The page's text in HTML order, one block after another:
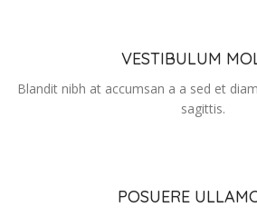
VESTIBULUM
Blandit nibh at accumsan a a sed et
sagittis.
POSUERE